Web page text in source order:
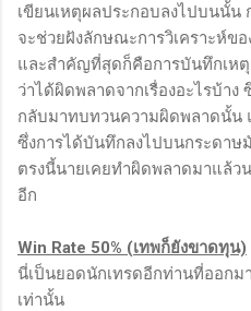
เขียนเหตุผลประกอบลงไปบนนั้น
จะช่วยฝังลักษณะการวิเคราะห์ข
และสำคัญที่สุดก็คือการบันทึกเห
ว่าได้ผิดพลาดจากเรื่องอะไรบ้าง
กลับมาทบทวนความผิดพลาดนั้น
ซึ่งการได้บันทึกลงไปบนกระดาษ
ตรงนี้นายเคยทำผิดพลาดมาแล้ว
อีก
Win Rate 50% (เทพก็ยังขาดทุน)
นี่เป็นยอดนักเทรดอีกท่านที่ออกม
เท่านั้น